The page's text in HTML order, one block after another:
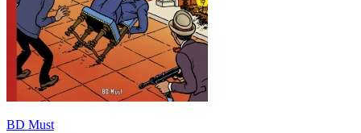
BD Must